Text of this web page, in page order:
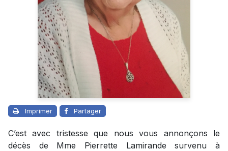
Imprimer Partager
C’est avec tristesse que nous vous annonçons le
décès de Mme Pierrette Lamirande survenu à